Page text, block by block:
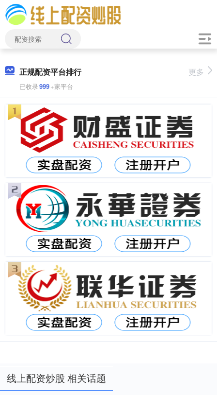
正规配资平台排行
已收录999+家平台
更多
线上配资炒股 相关话题